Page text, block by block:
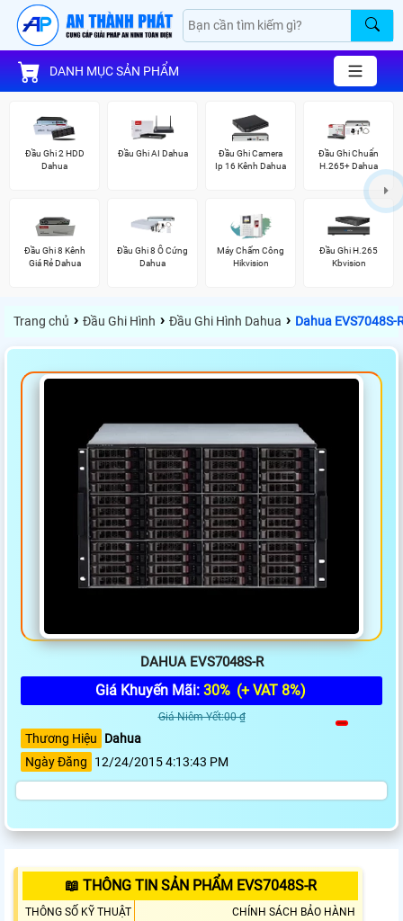
DANH MỤC SẢN PHẨM
Đầu Ghi 2 HDD
Dahua
Đầu Ghi AI Dahua
Đầu Ghi Camera
Ip 16 Kênh Dahua
Đầu Ghi Chuẩn
H.265+ Dahua
Đầu Ghi 8 Kênh
Giá Rẻ Dahua
Đầu Ghi 8 Ổ Cứng
Dahua
Máy Chấm Công
Hikvision
Đầu Ghi H.265
Kbvision
Trang chủ › Đầu Ghi Hình › Đầu Ghi Hình Dahua › Dahua EVS7048S-
DAHUA EVS7048S-R
Giá Khuyến Mãi: 30% (+ VAT 8%)
Giá Niêm Yết:00 ₫
Thương Hiệu
Dahua
Ngày Đăng
12/24/2015 4:13:43 PM
📖 THÔNG TIN SẢN PHẨM EVS7048S-R
THÔNG SỐ KỸ THUẬT CHÍNH SÁCH BẢO HÀNH